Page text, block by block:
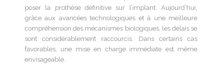
poser la prothèse définitive sur l’implant. Aujourd’hui,
grâce aux avancées technologiques et à une meilleure
compréhension des mécanismes biologiques, les délais se
sont considérablement raccourcis. Dans certains cas
favorables, une mise en charge immédiate est même
envisageable.